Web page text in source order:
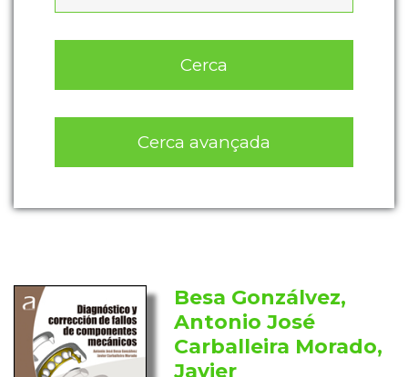
Cerca
Cerca avançada
Besa Gonzálvez,
Antonio José
Carballeira Morado,
Javier